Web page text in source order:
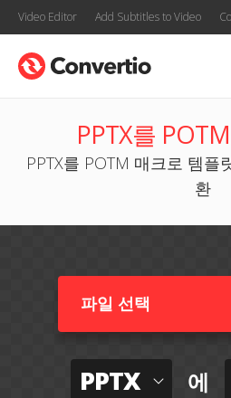
Video Editor Add Subtitles to Video
PPTX를
PPTX를 POTM 매크로 템플
환
파일 선택
PPTX 에